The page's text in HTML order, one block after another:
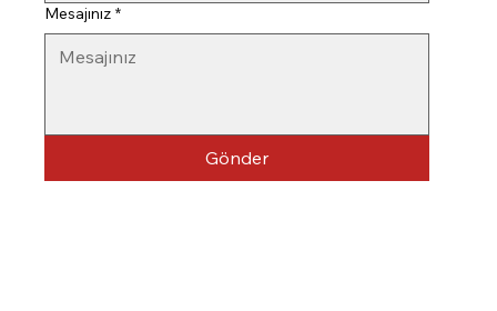
Mesajınız *
Gönder